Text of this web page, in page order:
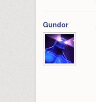
Gundor